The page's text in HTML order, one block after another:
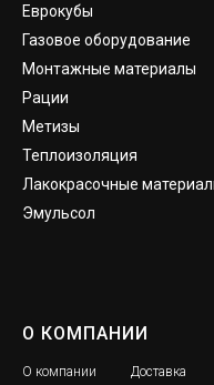
Еврокубы
Газовое оборудование
Монтажные материалы
Рации
Метизы
Теплоизоляция
Лакокрасочные
Эмульсол
О КОМПАНИИ
О компании Доставка